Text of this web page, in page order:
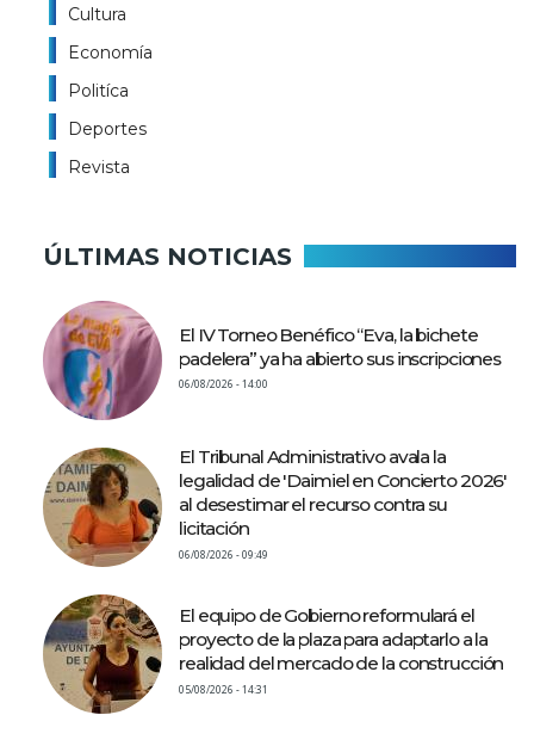
Cultura
Economía
Politíca
Deportes
Revista
ÚLTIMAS NOTICIAS
El IV Torneo Benéfico “Eva, la bichete
padelera” ya ha abierto sus inscripciones
06/08/2026 - 14:00
El Tribunal Administrativo avala la
legalidad de 'Daimiel en Concierto 2026'
al desestimar el recurso contra su
licitación
06/08/2026 - 09:49
El equipo de Gobierno reformulará el
proyecto de la plaza para adaptarlo a la
realidad del mercado de la construcción
05/08/2026 - 14:31